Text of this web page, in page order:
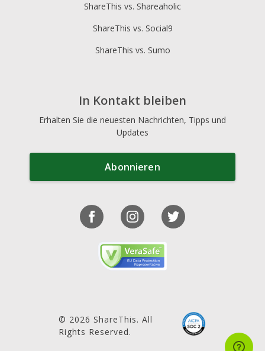
ShareThis vs. Shareaholic
ShareThis vs. Social9
ShareThis vs. Sumo
In Kontakt bleiben
Erhalten Sie die neuesten Nachrichten, Tipps und
Updates
Abonnieren
© 2026 ShareThis. All
Rights Reserved.